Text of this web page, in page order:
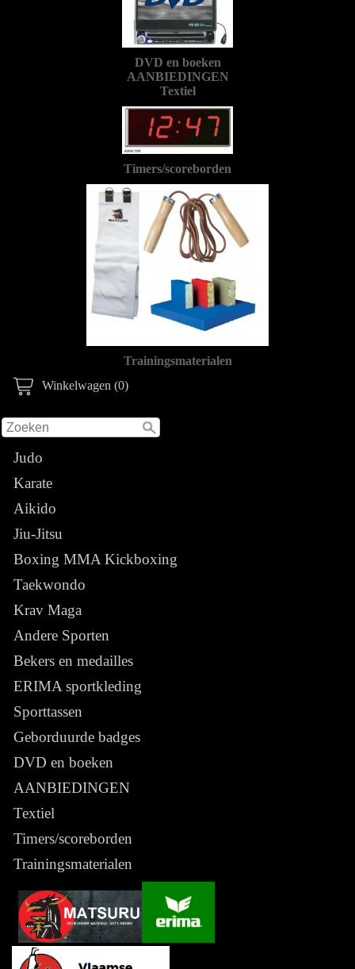
Winkelwagen (0)
Judo
Karate
Aikido
Jiu-Jitsu
Boxing MMA Kickboxing
Taekwondo
Krav Maga
Andere Sporten
Bekers en medailles
ERIMA sportkleding
Sporttassen
Geborduurde badges
DVD en boeken
AANBIEDINGEN
Textiel
Timers/scoreborden
Trainingsmaterialen
DVD en boeken
AANBIEDINGEN
Textiel
Timers/scoreborden
Trainingsmaterialen